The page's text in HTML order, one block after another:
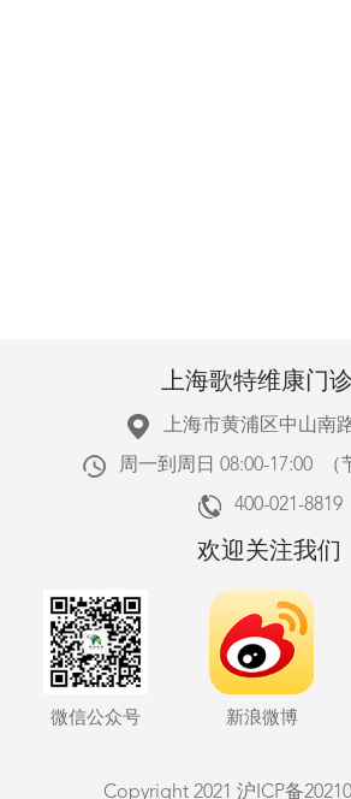
上海歌特维康门
上海市黄浦区中山南
周一到周日 08:00-17:00 （
400-021-8819
欢迎关注我们
微信公众号 新浪微博
Copyright 2021 沪ICP备